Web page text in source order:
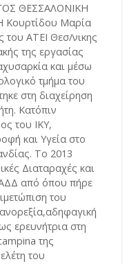
ΘΕΣΣΑΛΟΝΙΚΗ
Κουρτίδου Μαρία
του ΑΤΕΙ Θεσ/νικης
της εργασίας
και μέσω
τμήμα του
στη διαχείρηση
Κατόπιν
του ΙΚΥ,
και Υγεία στο
Το 2013
Διαταραχές και
από όπου πήρε
του
ερευνήτρια στη
της
του